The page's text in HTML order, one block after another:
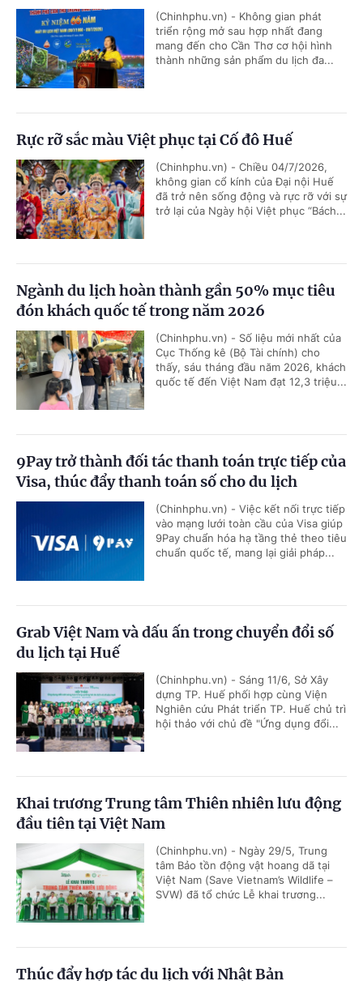
(Chinhphu.vn) - Không gian phát
triển rộng mở sau hợp nhất đang
mang đến cho Cần Thơ cơ hội hình
thành những sản phẩm du lịch đa...
Rực rỡ sắc màu Việt phục tại Cố đô Huế
(Chinhphu.vn) - Chiều 04/7/2026,
không gian cổ kính của Đại nội Huế
đã trở nên sống động và rực rỡ với sự
trở lại của Ngày hội Việt phục “Bách...
Ngành du lịch hoàn thành gần 50% mục tiêu
đón khách quốc tế trong năm 2026
(Chinhphu.vn) - Số liệu mới nhất của
Cục Thống kê (Bộ Tài chính) cho
thấy, sáu tháng đầu năm 2026, khách
quốc tế đến Việt Nam đạt 12,3 triệu...
9Pay trở thành đối tác thanh toán trực tiếp của
Visa, thúc đẩy thanh toán số cho du lịch
(Chinhphu.vn) - Việc kết nối trực tiếp
vào mạng lưới toàn cầu của Visa giúp
9Pay chuẩn hóa hạ tầng thẻ theo tiêu
chuẩn quốc tế, mang lại giải pháp...
Grab Việt Nam và dấu ấn trong chuyển đổi số
du lịch tại Huế
(Chinhphu.vn) - Sáng 11/6, Sở Xây
dựng TP. Huế phối hợp cùng Viện
Nghiên cứu Phát triển TP. Huế chủ trì
hội thảo với chủ đề "Ứng dụng đổi...
Khai trương Trung tâm Thiên nhiên lưu động
đầu tiên tại Việt Nam
(Chinhphu.vn) - Ngày 29/5, Trung
tâm Bảo tồn động vật hoang dã tại
Việt Nam (Save Vietnam’s Wildlife –
SVW) đã tổ chức Lễ khai trương...
Thúc đẩy hợp tác du lịch với Nhật Bản